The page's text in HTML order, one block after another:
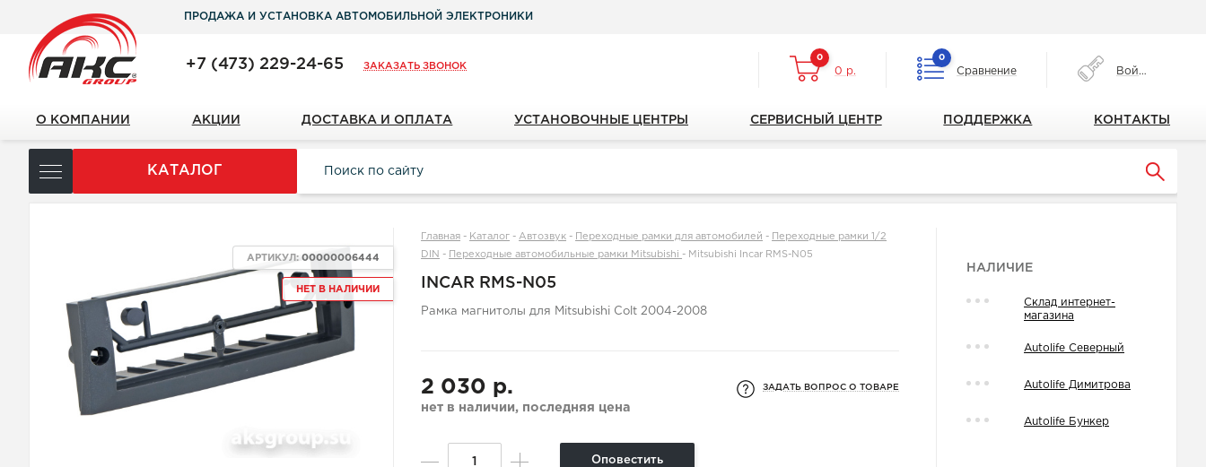
ПРОДАЖА И УСТАНОВКА АВТОМОБИЛЬНОЙ ЭЛЕКТРОНИКИ
+7 (473) 229-24-65 ЗАКАЗАТЬ ЗВОНОК
0
0 р.
0
Сравнение Войти
О КОМПАНИИ АКЦИИ ДОСТАВКА И ОПЛАТА УСТАНОВОЧНЫЕ ЦЕНТРЫ СЕРВИСНЫЙ ЦЕНТР ПОДДЕРЖКА КОНТАКТЫ
КАТАЛОГ
НЕТ В НАЛИЧИИ
АРТИКУЛ:00000006444
Главная - Каталог -Автозвук - Переходные рамки для автомобилей -
Переходные рамки 1/2
DIN - Переходные автомобильные рамки Mitsubishi- Mitsubishi Incar RMS-N05
INCAR RMS-N05
Рамка магнитолы для Mitsubishi Colt 2004-2008
2 030 р.
нет в наличии, последняя цена
ЗАДАТЬ ВОПРОС О ТОВАРЕ
Оповестить
НАЛИЧИЕ
Склад интернет-
магазина
Autolife Северный
Autolife Димитрова
Autolife Бункер